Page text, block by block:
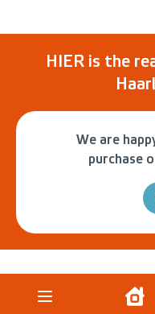
HIER is the
We are
purchase